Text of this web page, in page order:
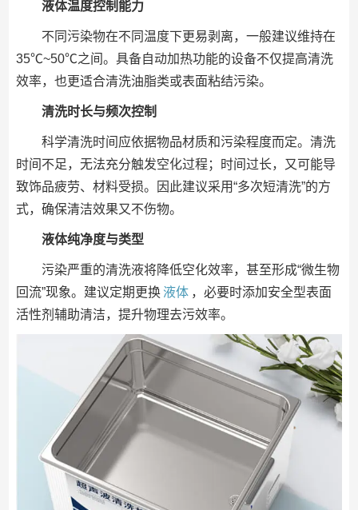
液体温度控制能力
不同污染物在不同温度下更易剥离，一般建议维持在
35℃~50℃之间。具备自动加热功能的设备不仅提高清洗
效率，也更适合清洗油脂类或表面粘结污染。
清洗时长与频次控制
科学清洗时间应依据物品材质和污染程度而定。清洗
时间不足，无法充分触发空化过程；时间过长，又可能导
致饰品疲劳、材料受损。因此建议采用“多次短清洗”的方
式，确保清洁效果又不伤物。
液体纯净度与类型
污染严重的清洗液将降低空化效率，甚至形成“微生物
回流”现象。建议定期更换 液体 ，必要时添加安全型表面
活性剂辅助清洁，提升物理去污效率。